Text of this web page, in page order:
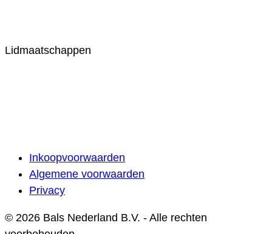
Lidmaatschappen
Inkoopvoorwaarden
Algemene voorwaarden
Privacy
© 2026 Bals Nederland B.V. - Alle rechten